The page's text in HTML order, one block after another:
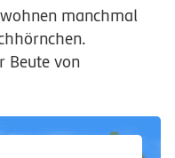
manchmal
Beute von